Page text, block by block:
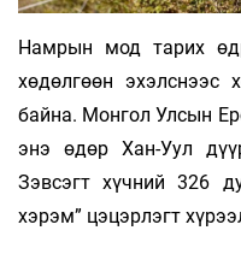
Намрын мод тарих
хөдөлгөөн
байна. Монгол Улсын
энэ өдөр Хан-Уул
Зэвсэгт хүчний 326
хэрэм” цэцэрлэгт